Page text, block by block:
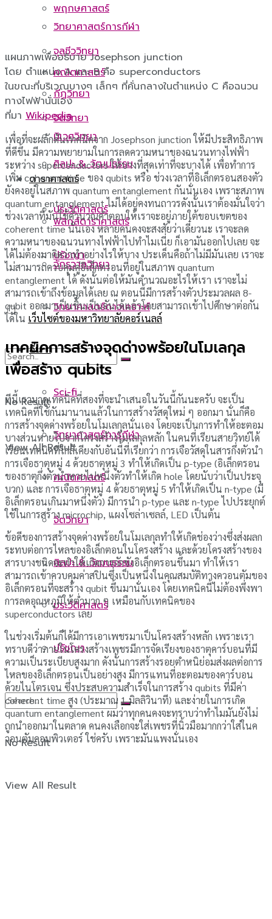
วิทยาศาสตร์การกีฬา
คณิตศาสตร์
จิตวิทยา
ศิลปะ & วัฒนธรรม
ประวัติศาสตร์
ปรัชญา
No Result
View All Result
พฤกษศาสตร์
จุลชีววิทยา
กีฏวิทยา
นิเวศวิทยา
ดาราศาสตร์
ฟิสิกส์ดาราศาสตร์
จักรวาลวิทยา
วิทยาศาสตร์ดาวเคราะห์
อื่น ๆ
Sci-fi
วิทยาศาสตร์การกีฬา
คณิตศาสตร์
จิตวิทยา
ศิลปะ & วัฒนธรรม
ประวัติศาสตร์
ปรัชญา
No Result
View All Result
แผนภาพเพื่ออธิบาย Josephson junction
โดย ตำแหน่ง A และ B คือ superconductors
ในขณะที่บริเวณบางๆ เล็กๆ ที่คั่นกลางในตำแหน่ง C คือฉนวน
ทางไฟฟ้านั่นเอง
ที่มา Wikipedia
เพื่อที่จะผลักดันเทคนิคจาก Josephson junction ให้มีประสิทธิภาพ
ที่ดีขึ้น มีความพยายามในการลดความหนาของฉนวนทางไฟฟ้า
ระหว่าง superconductors ให้บางที่สุดเท่าที่จะบางได้ เพื่อทำการ
เพิ่ม coherent time ของ qubits หรือ ช่วงเวลาที่อิเล็กตรอนสองตัว
ยังคงอยู่ในสภาพ quantum entanglement กันนั่นเอง เพราะสภาพ
quantum entanglement ไม่ได้อยู่คงทนถาวรดังนั้นเราต้องมั่นใจว่า
ช่วงเวลาที่มันใช้คำนวณคำตอบให้เราจะอยู่ภายใต้ขอบเขตของ
coherent time นั่นเอง หลายคนคงจะสงสัยว่าเดี๋ยวนะ เราจะลด
ความหนาของฉนวนทางไฟฟ้าไปทำไมเนี่ย ก็เอามันออกไปเลย จะ
ได้ไม่ต้องมาคิดว่าทำอย่างไรให้บาง ประเด็นคือถ้าไม่มีมันเลย เราจะ
ไม่สามารถควบคุมคู่อิเล็กตรอนที่อยู่ในสภาพ quantum
entanglement ได้ ดังนั้นต่อให้มันคำนวณอะไรให้เรา เราจะไม่
สามารถเข้าถึงข้อมูลได้เลย ณ ตอนนี้มีการสร้างตัวประมวลผล 8-
qubit ออกมาเป็นชิ้นเป็นอันได้แล้วโดยสามารถเข้าไปศึกษาต่อกัน
ได้ใน เว็บไซต์ของมหาวิทยาลัยคอร์เนลล์
เทคนิคการสร้างจุดด่างพร้อยในโมเลกุล
เพื่อสร้าง qubits
ทีนี้เรามาดูเทคนิคที่สองที่จะนำเสนอในวันนี้กันนะครับ จะเป็น
เทคนิคที่ใช้กันมานานแล้วในการสร้างวัสดุใหม่ ๆ ออกมา นั่นก็คือ
การสร้างจุดด่างพร้อยในโมเลกุลนั่นเอง โดยจะเป็นการทำให้อะตอม
บางส่วนหายไปจากโครงสร้างโมเลกุลหลัก ในคนที่เรียนสายวิทย์ได้
เรียนเทคนิคที่ใกล้เคียงกับอันนี้ที่เรียกว่า การเจือวัสดุในสารกึ่งตัวนำ
การเจือธาตุหมู่ 4 ด้วยธาตุหมู่ 3 ทำให้เกิดเป็น p-type (อิเล็กตรอน
ของธาตุกึ่งตัวนำหายไปหนึ่งตัวทำให้เกิด hole โดยนับว่าเป็นประจุ
บวก) และ การเจือธาตุหมู่ 4 ด้วยธาตุหมู่ 5 ทำให้เกิดเป็น n-type (มี
อิเล็กตรอนเกินมาหนึ่งตัว) มีการนำ p-type และ n-type ไปประยุกต์
ใช้ในการสร้าง microchip, แผงโซล่าเซลล์, LED เป็นต้น
ข้อดีของการสร้างจุดด่างพร้อยในโมเลกุลทำให้เกิดช่องว่างซึ่งส่งผลก
ระทบต่อการไหลของอิเล็กตอนในโครงสร้าง และด้วยโครงสร้างของ
สารบางชนิดจะทำให้เกิดการกักขังอิเล็กตรอนขึ้นมา ทำให้เรา
สามารถเข้าควบคุมค่าสปินซึ่งเป็นหนึ่งในคุณสมบัติทางควอนตัมของ
อิเล็กตรอนที่จะสร้าง qubit ขึ้นมานั่นเอง โดยเทคนิคนี้ไม่ต้องพึ่งพา
การลดอุณหภูมิให้ต่ำมาก ๆ เหมือนกับเทคนิคของ
superconductors เลย
ในช่วงเริ่มต้นก็ได้มีการเอาเพชรมาเป็นโครงสร้างหลัก เพราะเรา
ทราบดีว่าภายในโครงสร้างเพชรมีการจัดเรียงของธาตุคาร์บอนที่มี
ความเป็นระเบียบสูงมาก ดังนั้นการสร้างรอยตำหนิย่อมส่งผลต่อการ
ไหลของอิเล็กตรอนเป็นอย่างสูง มีการแทนที่อะตอมของคาร์บอน
ด้วยไนโตรเจน ซึ่งประสบความสำเร็จในการสร้าง qubits ที่มีค่า
coherent time สูง (ประมาณ 1 มิลลิวินาที) และง่ายในการเกิด
quantum entanglement ผมว่าทุกคนคงจะทราบว่าทำไมมันยังไม่
ถูกนำออกมาในตลาด คนคงเลือกจะใส่เพชรที่นิ้วมือมากกว่าใส่ในค
วอนตัมคอมพิวเตอร์ ใช่ครับ เพราะมันแพงนั่นเอง